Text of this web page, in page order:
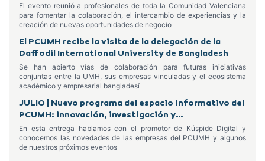
celebrado en Alcoy
El evento reunió a profesionales de toda la Comunidad Valenciana
para fomentar la colaboración, el intercambio de experiencias y la
creación de nuevas oportunidades de negocio
El PCUMH recibe la visita de la delegación de la
Daffodil International University de Bangladesh
Se han abierto vías de colaboración para futuras iniciativas
conjuntas entre la UMH, sus empresas vinculadas y el ecosistema
académico y empresarial bangladesí
JULIO | Nuevo programa del espacio informativo del
PCUMH: innovación, investigación y
emprendimiento
En esta entrega hablamos con el promotor de Kúspide Digital y
conocemos las novedades de las empresas del PCUMH y algunos
de nuestros próximos eventos